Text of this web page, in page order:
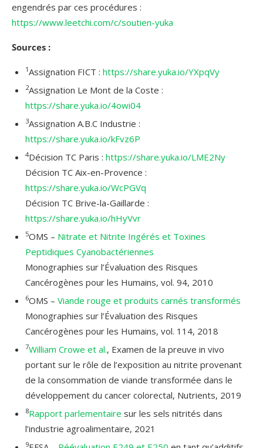
engendrés par ces procédures :
https://www.leetchi.com/c/soutien-yuka
Sources :
1Assignation FICT : https://share.yuka.io/YXpqVy
2Assignation Le Mont de la Coste :
https://share.yuka.io/4owi04
3Assignation A.B.C Industrie :
https://share.yuka.io/kFvz6P
4Décision TC Paris : https://share.yuka.io/LME2Ny
Décision TC Aix-en-Provence :
https://share.yuka.io/WcPGVq
Décision TC Brive-la-Gaillarde :
https://share.yuka.io/hHyVvr
5OMS – Nitrate et Nitrite Ingérés et Toxines
Peptidiques Cyanobactériennes
Monographies sur l’Évaluation des Risques
Cancérogènes pour les Humains, vol. 94, 2010
6OMS – Viande rouge et produits carnés transformés
Monographies sur l’Évaluation des Risques
Cancérogènes pour les Humains, vol. 114, 2018
7William Crowe et al., Examen de la preuve in vivo
portant sur le rôle de l’exposition au nitrite provenant
de la consommation de viande transformée dans le
développement du cancer colorectal, Nutrients, 2019
8Rapport parlementaire sur les sels nitrités dans
l’industrie agroalimentaire, 2021
9